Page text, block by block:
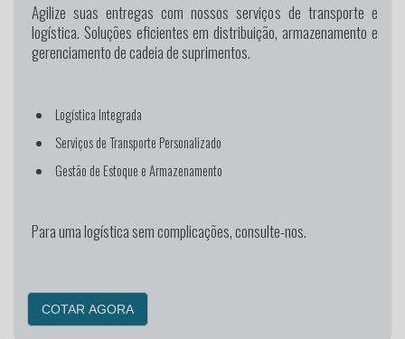
Agilize suas entregas com nossos serviços de transporte e
logística. Soluções eficientes em distribuição, armazenamento e
gerenciamento de cadeia de suprimentos.
Logística Integrada
Serviços de Transporte Personalizado
Gestão de Estoque e Armazenamento
Para uma logística sem complicações, consulte-nos.
COTAR AGORA